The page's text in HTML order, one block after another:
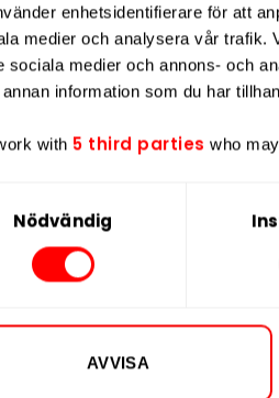
enhetsidentifierare för att
medier och analysera vår trafik.
sociala medier och annons- och
annan information som du har
with 5 third parties who
Nödvändig
AVVISA
mg/g klassificeras General
dig som föredrarlägre
20 prillor.
General